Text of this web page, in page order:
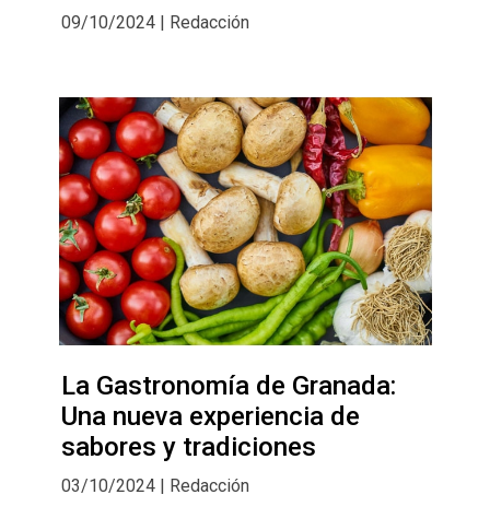
09/10/2024 | Redacción
La Gastronomía de Granada:
Una nueva experiencia de
sabores y tradiciones
03/10/2024 | Redacción